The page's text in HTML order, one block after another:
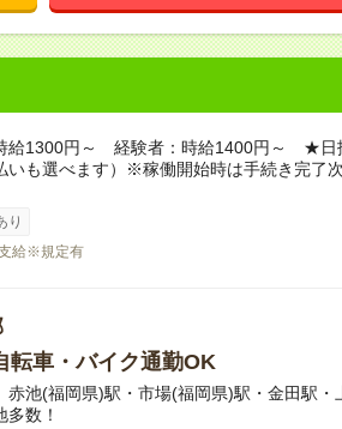
給1300円～ 経験者：時給1400円～ ★日
いも選べます）※稼働開始時は手続き完了
り
給※規定有
転車・バイク通勤OK
赤池(福岡県)駅・市場(福岡県)駅・金田駅・
多数！